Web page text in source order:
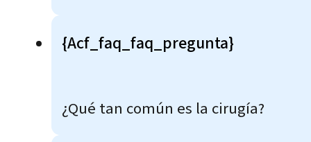
{acf_faq_faq_pregunta}
¿Qué tan común es la cirugía?